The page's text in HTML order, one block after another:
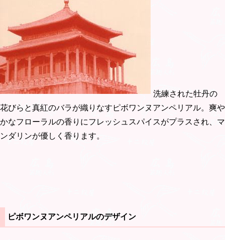
洗練された牡丹の
花びらと真紅のバラが織りなすピボワンヌアンペリアル。爽や
かなフローラルの香りにフレッシュスパイスがプラスされ、マ
ンダリンが優しく香ります。
ピボワンヌアンペリアルのデザイン